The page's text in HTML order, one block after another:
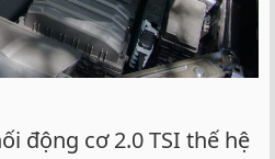
động cơ 2.0 TSI thế hệ